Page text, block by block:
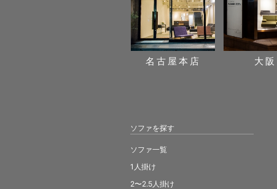
名古屋本店 大阪
ソファを探す
ソファ一覧
1人掛け
2〜2.5人掛け